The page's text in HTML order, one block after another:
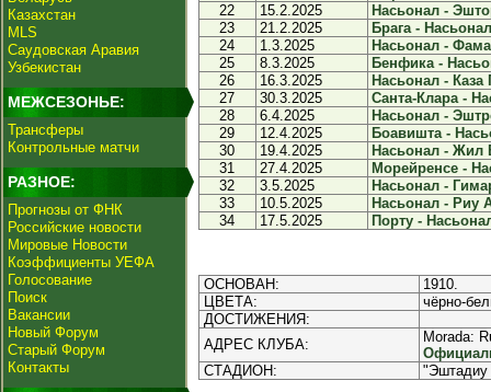
Казахстан
MLS
Саудовская Аравия
Узбекистан
МЕЖСЕЗОНЬЕ:
Трансферы
Контрольные матчи
РАЗНОЕ:
Прогнозы от ФНК
Российские новости
Мировые Новости
Коэффициенты УЕФА
Голосование
Поиск
Вакансии
Новый Форум
Старый Форум
Контакты
22
15.2.2025
Насьонал -
23
21.2.2025
Брага -
24
1.3.2025
Насьонал -
25
8.3.2025
Бенфика -
26
16.3.2025
Насьонал - Каза
27
30.3.2025
Санта-Клара -
28
6.4.2025
Насьонал -
29
12.4.2025
Боавишта -
30
19.4.2025
Насьонал - Жил
31
27.4.2025
Морейренсе -
32
3.5.2025
Насьонал -
33
10.5.2025
Насьонал - Риу
34
17.5.2025 Порту -
ОСНОВАН:
1910.
ЦВЕТА:
чёрно-
ДОСТИЖЕНИЯ:
АДРЕС КЛУБА:
Morada:
СТАДИОН:
"Эштадиу